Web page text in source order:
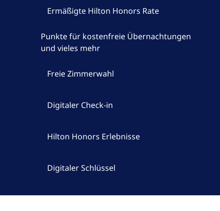
Ermäßigte Hilton Honors Rate
Punkte für kostenfreie Übernachtungen
und vieles mehr
Freie Zimmerwahl
Digitaler Check-in
Hilton Honors Erlebnisse
Digitaler Schlüssel